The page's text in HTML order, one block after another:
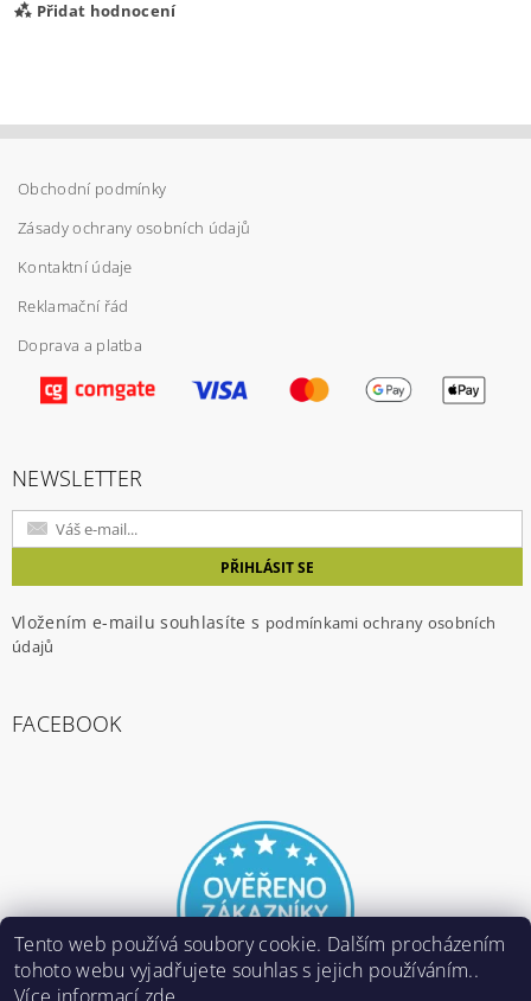
Přidat hodnocení
Vložením hodnocení souhlasíte spodmínkami
ochrany osobních údajů
Obchodní podmínky
Zásady ochrany osobních údajů
Kontaktní údaje
Reklamační řád
Doprava a platba
NEWSLETTER
Vložením e-mailu souhlasíte s podmínkami ochrany osobních
údajů
FACEBOOK
Tento web používá soubory cookie. Dalším procházením
tohoto webu vyjadřujete souhlas s jejich používáním..